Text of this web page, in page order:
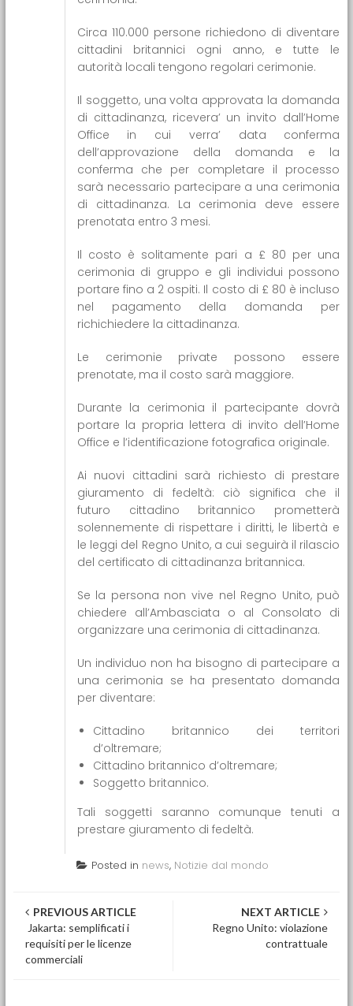
Circa 110.000 persone richiedono di diventare
cittadini britannici ogni anno, e tutte le
autorità locali tengono regolari cerimonie.
Il soggetto, una volta approvata la domanda
di cittadinanza, ricevera’ un invito dall’Home
Office in cui verra’ data conferma
dell’approvazione della domanda e la
conferma che per completare il processo
sarà necessario partecipare a una cerimonia
di cittadinanza. La cerimonia deve essere
prenotata entro 3 mesi.
Il costo è solitamente pari a £ 80 per una
cerimonia di gruppo e gli individui possono
portare fino a 2 ospiti. Il costo di £ 80 è incluso
nel pagamento della domanda per
richichiedere la cittadinanza.
Le cerimonie private possono essere
prenotate, ma il costo sarà maggiore.
Durante la cerimonia il partecipante dovrà
portare la propria lettera di invito dell’Home
Office e l’identificazione fotografica originale.
Ai nuovi cittadini sarà richiesto di prestare
giuramento di fedeltà: ciò significa che il
futuro cittadino britannico prometterà
solennemente di rispettare i diritti, le libertà e
le leggi del Regno Unito, a cui seguirà il rilascio
del certificato di cittadinanza britannica.
Se la persona non vive nel Regno Unito, può
chiedere all’Ambasciata o al Consolato di
organizzare una cerimonia di cittadinanza.
Un individuo non ha bisogno di partecipare a
una cerimonia se ha presentato domanda
per diventare:
Cittadino britannico dei territori
d’oltremare;
Cittadino britannico d’oltremare;
Soggetto britannico.
Tali soggetti saranno comunque tenuti a
prestare giuramento di fedeltà.
Posted in news, Notizie dal mondo
Post navigation
PREVIOUS ARTICLE
Jakarta: semplificati i
requisiti per le licenze
commerciali
NEXT ARTICLE
Regno Unito: violazione
contrattuale